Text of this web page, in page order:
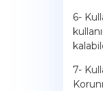
6-
7-